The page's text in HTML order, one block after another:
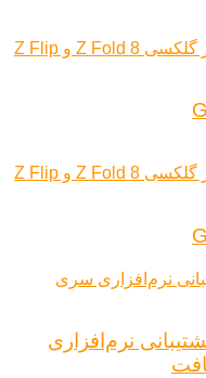
نرم‌افزاری